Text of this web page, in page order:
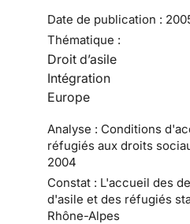
Date de publication :
Thématique :
Droit d’asile
Intégration
Europe
Analyse : Conditions
réfugiés aux droits
2004
Constat : L'accueil des
d'asile et des réfugiés
Rhône-Alpes